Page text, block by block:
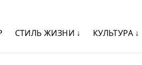
СТИЛЬ ЖИЗНИ ↓ КУЛЬТУРА ↓